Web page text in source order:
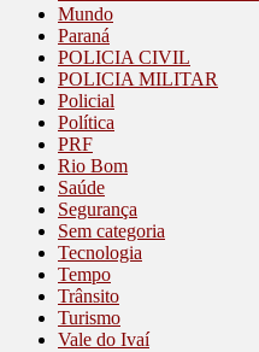
Mundo
Paraná
POLICIA CIVIL
POLICIA MILITAR
Policial
Política
PRF
Rio Bom
Saúde
Segurança
Sem categoria
Tecnologia
Tempo
Trânsito
Turismo
Vale do Ivaí